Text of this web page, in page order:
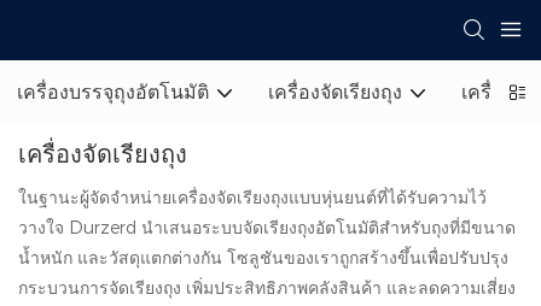
เครื่องบรรจุถุงอัตโนมัติ เครื่องจัดเรียงถุง เครื่องห่
เครื่องจัดเรียงถุง
ในฐานะผู้จัดจำหน่ายเครื่องจัดเรียงถุงแบบหุ่นยนต์ที่ได้รับความไว้
วางใจ Durzerd นำเสนอระบบจัดเรียงถุงอัตโนมัติสำหรับถุงที่มีขนาด
น้ำหนัก และวัสดุแตกต่างกัน โซลูชันของเราถูกสร้างขึ้นเพื่อปรับปรุง
กระบวนการจัดเรียงถุง เพิ่มประสิทธิภาพคลังสินค้า และลดความเสี่ยง